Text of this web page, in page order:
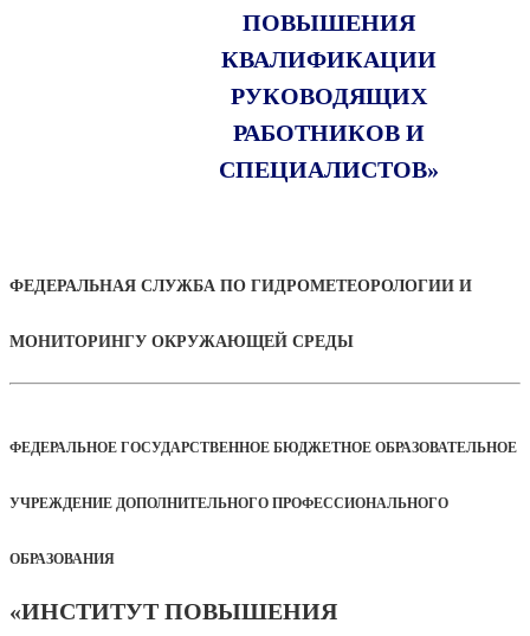
ПОВЫШЕНИЯ
КВАЛИФИКАЦИИ
РУКОВОДЯЩИХ
РАБОТНИКОВ И
СПЕЦИАЛИСТОВ»
ФЕДЕРАЛЬНАЯ СЛУЖБА ПО ГИДРОМЕТЕОРОЛОГИИ И
МОНИТОРИНГУ ОКРУЖАЮЩЕЙ СРЕДЫ
ФЕДЕРАЛЬНОЕ ГОСУДАРСТВЕННОЕ БЮДЖЕТНОЕ ОБРАЗОВАТЕЛЬНОЕ
УЧРЕЖДЕНИЕ ДОПОЛНИТЕЛЬНОГО ПРОФЕССИОНАЛЬНОГО
ОБРАЗОВАНИЯ
«ИНСТИТУТ ПОВЫШЕНИЯ